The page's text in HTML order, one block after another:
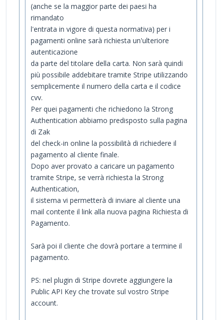
(anche se la maggior parte dei paesi ha
rimandato
l'entrata in vigore di questa normativa) per i
pagamenti online sarà richiesta un'ulteriore
autenticazione
da parte del titolare della carta. Non sarà quindi
più possibile addebitare tramite Stripe utilizzando
semplicemente il numero della carta e il codice
cvv.
Per quei pagamenti che richiedono la Strong
Authentication abbiamo predisposto sulla pagina
di Zak
del check-in online la possibilità di richiedere il
pagamento al cliente finale.
Dopo aver provato a caricare un pagamento
tramite Stripe, se verrà richiesta la Strong
Authentication,
il sistema vi permetterà di inviare al cliente una
mail contente il link alla nuova pagina Richiesta di
Pagamento.
Sarà poi il cliente che dovrà portare a termine il
pagamento.
PS: nel plugin di Stripe dovrete aggiungere la
Public API Key che trovate sul vostro Stripe
account.